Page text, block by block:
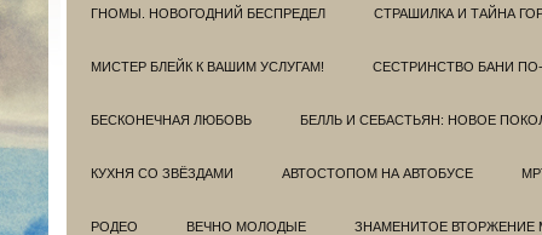
ГНОМЫ. НОВОГОДНИЙ БЕСПРЕДЕЛ СТРАШИЛКА И ТАЙНА
МИСТЕР БЛЕЙК К ВАШИМ УСЛУГАМ! СЕСТРИНСТВО БАНИ
БЕСКОНЕЧНАЯ ЛЮБОВЬ БЕЛЛЬ И СЕБАСТЬЯН: НОВОЕ
КУХНЯ СО ЗВЁЗДАМИ АВТОСТОПОМ НА АВТОБУСЕ
РОДЕО ВЕЧНО МОЛОДЫЕ ЗНАМЕНИТОЕ ВТОРЖЕНИЕ